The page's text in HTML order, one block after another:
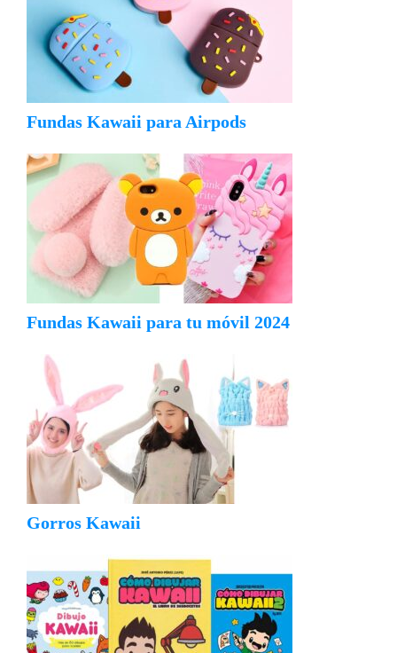
Fundas Kawaii para Airpods
Fundas Kawaii para tu móvil 2024
Gorros Kawaii